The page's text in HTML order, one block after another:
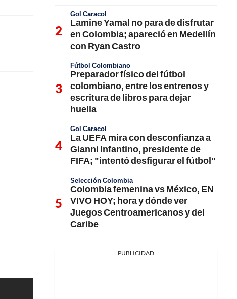
Gol Caracol
Lamine Yamal no para de disfrutar
en Colombia; apareció en Medellín
con Ryan Castro
Fútbol Colombiano
Preparador físico del fútbol
colombiano, entre los entrenos y
escritura de libros para dejar
huella
Gol Caracol
La UEFA mira con desconfianza a
Gianni Infantino, presidente de
FIFA; "intentó desfigurar el fútbol"
Selección Colombia
Colombia femenina vs México, EN
VIVO HOY; hora y dónde ver
Juegos Centroamericanos y del
Caribe
PUBLICIDAD